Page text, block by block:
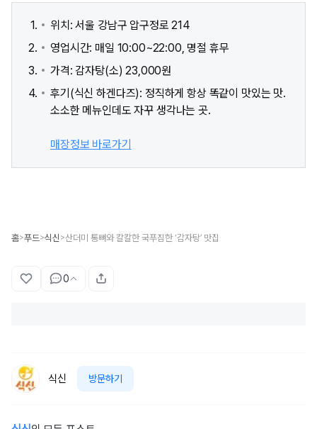
위치: 서울 강남구 압구정로 214
영업시간: 매일 10:00~22:00, 명절 휴무
가격: 감자탕(소) 23,000원
후기(식신 하겐다즈): 정직하게 항상 똑같이 맛있는 맛.
소소한 메뉴인데도 자꾸 생각나는 곳.
매장정보 바로가기
홈>푸드>식신 >산더미 통뼈와 칼칼한 국푸짐한 ‘감자탕’ 맛집
0
식신 방문하기